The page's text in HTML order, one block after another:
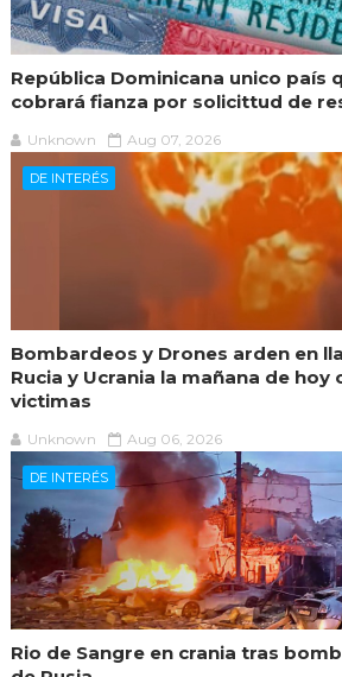
República Dominicana unico país
cobrará fianza por solicittud de
Unknown Aug 07, 2026
DE INTERÉS
Bombardeos y Drones arden en
Rucia y Ucrania la mañana de hoy
victimas
Unknown Aug 06, 2026
DE INTERÉS
Rio de Sangre en crania tras